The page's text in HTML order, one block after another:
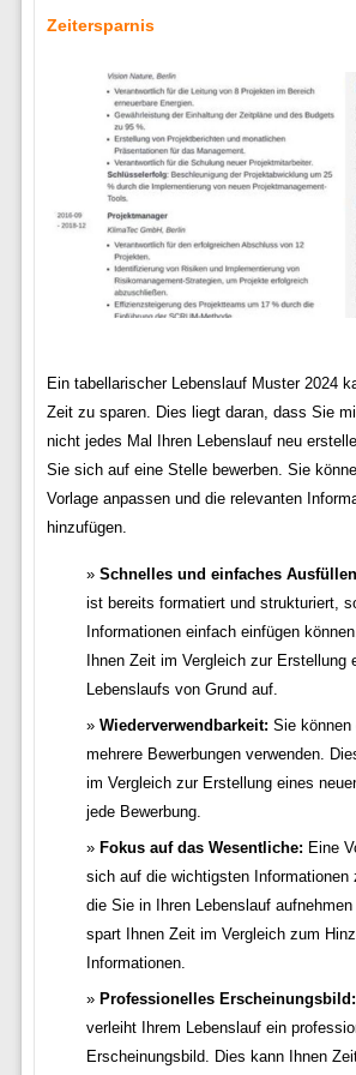
Zeitersparnis
Ein tabellarischer Lebenslauf Muster 2024
Zeit zu sparen. Dies liegt daran, dass Sie
nicht jedes Mal Ihren Lebenslauf neu
Sie sich auf eine Stelle bewerben. Sie
Vorlage anpassen und die relevanten
hinzufügen.
Schnelles und einfaches
ist bereits formatiert und strukturiert,
Informationen einfach einfügen
Ihnen Zeit im Vergleich zur Erstellung
Lebenslaufs von Grund auf.
Wiederverwendbarkeit: Sie können
mehrere Bewerbungen verwenden.
im Vergleich zur Erstellung eines
jede Bewerbung.
Fokus auf das Wesentliche: Eine
sich auf die wichtigsten Informationen
die Sie in Ihren Lebenslauf
spart Ihnen Zeit im Vergleich zum
Informationen.
Professionelles Erscheinungsbild:
verleiht Ihrem Lebenslauf ein
Erscheinungsbild. Dies kann Ihnen